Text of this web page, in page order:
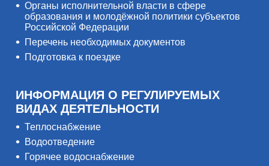
Органы исполнительной власти в сфере
образования и молодёжной политики субъектов
Российской Федерации
Перечень необходимых документов
Подготовка к поездке
ИНФОРМАЦИЯ О РЕГУЛИРУЕМЫХ
ВИДАХ ДЕЯТЕЛЬНОСТИ
Теплоснабжение
Водоотведение
Горячее водоснабжение